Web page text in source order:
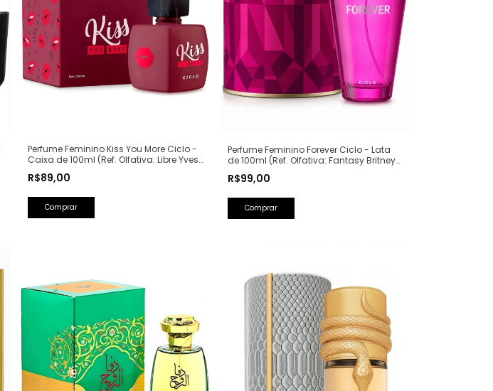
Perfume Feminino Kiss You More Ciclo -
Caixa de 100ml (Ref. Olfativa: Libre Yves
R$89,00
Perfume Feminino Forever Ciclo - Lata
de 100ml (Ref. Olfativa: Fantasy Britney
R$99,00